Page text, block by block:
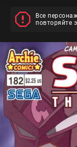
Все
повторяйте